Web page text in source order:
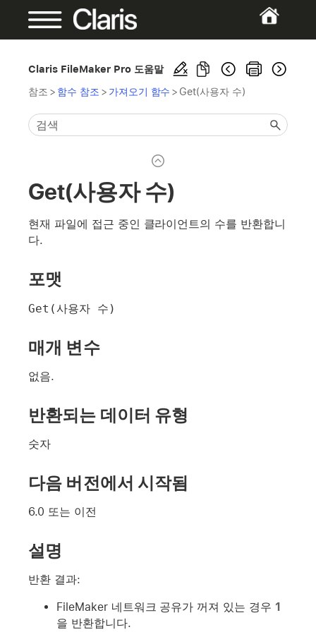
Claris FileMaker Pro 도움말
참조 > 함수 참조 > 가져오기 함수 > Get(사용자 수)
Get(사용자 수)
현재 파일에 접근 중인 클라이언트의 수를 반환합니
다.
포맷
Get(사용자 수)
매개 변수
없음.
반환되는 데이터 유형
숫자
다음 버전에서 시작됨
6.0 또는 이전
설명
반환 결과:
FileMaker 네트워크 공유가 꺼져 있는 경우 1
을 반환합니다.